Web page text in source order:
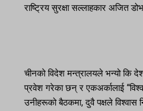
राष्ट्रिय सुरक्षा सल्लाहकार अजित
चीनको विदेश मन्त्रालयले भन्यो कि
प्रवेश गरेका छन् र एकअर्कालाई
उनीहरूको बैठकमा, दुवै पक्षले विश्वास